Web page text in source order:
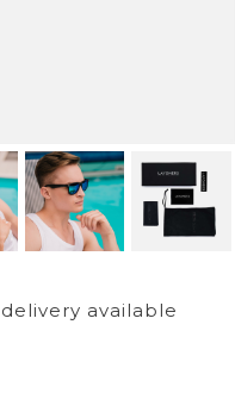
available